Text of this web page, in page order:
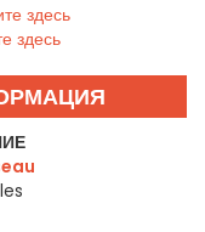
здесь
здесь